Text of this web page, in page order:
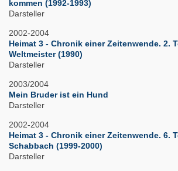
kommen (1992-1993)
Darsteller
2002-2004
Heimat 3 - Chronik einer Zeitenwende. 2.
Weltmeister (1990)
Darsteller
2003/2004
Mein Bruder ist ein Hund
Darsteller
2002-2004
Heimat 3 - Chronik einer Zeitenwende. 6.
Schabbach (1999-2000)
Darsteller